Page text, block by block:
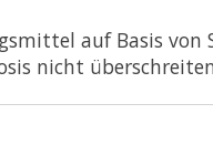
auf Basis von
nicht